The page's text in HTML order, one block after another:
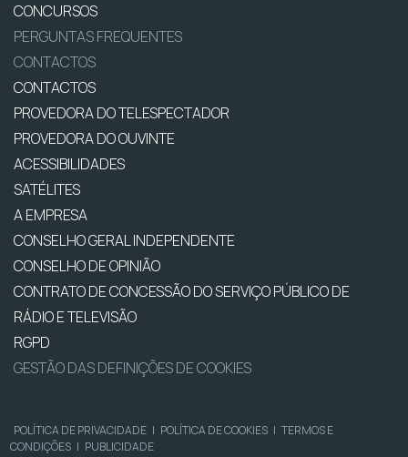
CONCURSOS
PERGUNTAS FREQUENTES
CONTACTOS
CONTACTOS
PROVEDORA DO TELESPECTADOR
PROVEDORA DO OUVINTE
ACESSIBILIDADES
SATÉLITES
A EMPRESA
CONSELHO GERAL INDEPENDENTE
CONSELHO DE OPINIÃO
CONTRATO DE CONCESSÃO DO SERVIÇO PÚBLICO DE
RÁDIO E TELEVISÃO
RGPD
GESTÃO DAS DEFINIÇÕES DE COOKIES
POLÍTICA DE PRIVACIDADE | POLÍTICA DE COOKIES | TERMOS E
CONDIÇÕES | PUBLICIDADE